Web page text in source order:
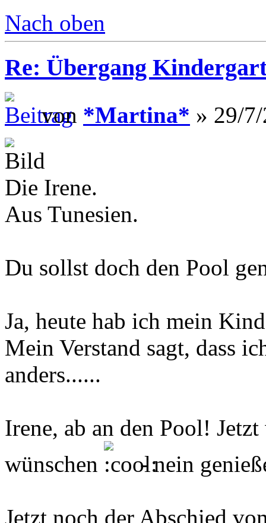
Nach oben
Re: Übergang
von *Martina* » 29/
Die Irene.
Aus Tunesien.
Du sollst doch den Pool
Ja, heute hab ich mein
Mein Verstand sagt, dass
anders......
Irene, ab an den Pool!
wünschen
- nein
Jetzt noch der Abschied